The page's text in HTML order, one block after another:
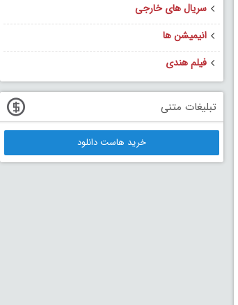
سریال های خارجی
انیمیشن ها
فیلم هندی
تبلیغات متنی
خرید هاست دانلود